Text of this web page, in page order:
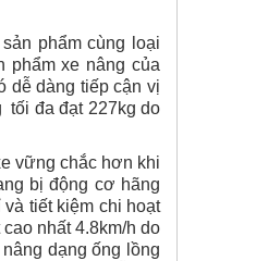
sản phẩm cùng loại
phẩm xe nâng của
dễ dàng tiếp cận vị
tối đa đạt 227kg do
vững chắc hơn khi
bị động cơ hãng
tiết kiệm chi hoạt
nhất 4.8km/h do
dạng ống lồng